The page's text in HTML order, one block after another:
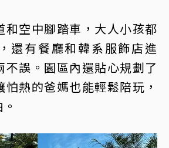
和空中腳踏車，大人小孩都
還有餐廳和韓系服飾店進
不誤。園區內還貼心規劃了
熱的爸媽也能輕鬆陪玩，